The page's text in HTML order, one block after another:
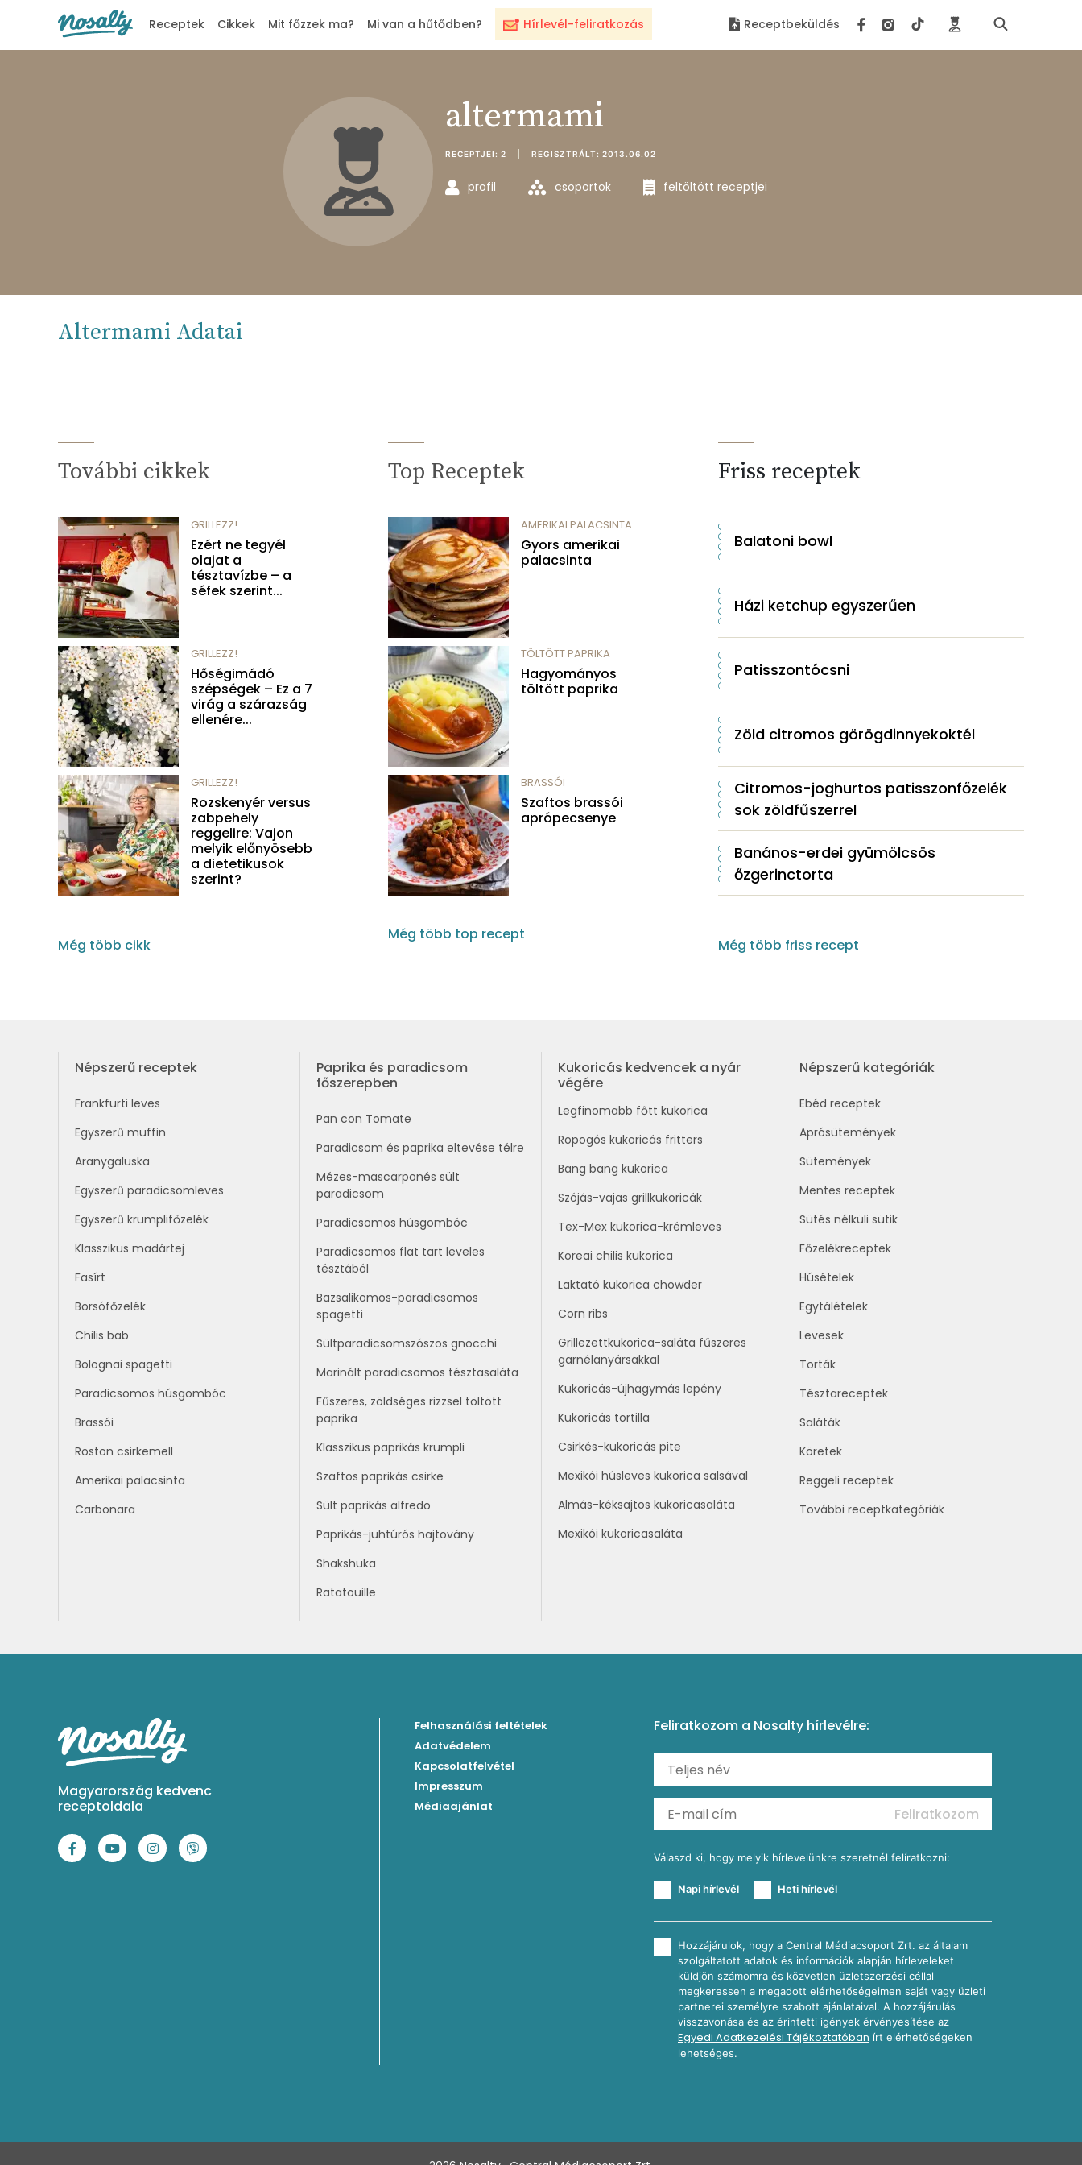
Nosalty
Hírlevél-feliratkozás
Receptek Cikkek Mit főzzek ma? Mi van a hűtődben? Receptbeküldés
altermami
RECEPTJEI: 2 REGISZTRÁLT: 2013.06.02
profil csoportok feltöltött receptjei
Altermami Adatai
További cikkek
GRILLEZZ!
Ezért ne tegyél
olajat a
tésztavízbe – a
séfek szerint...
GRILLEZZ!
Hőségimádó
szépségek – Ez a 7
virág a szárazság
ellenére...
GRILLEZZ!
Rozskenyér versus
zabpehely
reggelire: Vajon
melyik előnyösebb
a dietetikusok
szerint?
Még több cikk
Top Receptek
AMERIKAI PALACSINTA
Gyors amerikai
palacsinta
TÖLTÖTT PAPRIKA
Hagyományos
töltött paprika
BRASSÓI
Szaftos brassói
aprópecsenye
Még több top recept
Friss receptek
Balatoni bowl
Házi ketchup egyszerűen
Patisszontócsni
Zöld citromos görögdinnyekoktél
Citromos-joghurtos patisszonfőzelék
sok zöldfűszerrel
Banános-erdei gyümölcsös
őzgerinctorta
Még több friss recept
Népszerű receptek
Frankfurti leves
Egyszerű muffin
Aranygaluska
Egyszerű paradicsomleves
Egyszerű krumplifőzelék
Klasszikus madártej
Fasírt
Borsófőzelék
Chilis bab
Bolognai spagetti
Paradicsomos húsgombóc
Brassói
Roston csirkemell
Amerikai palacsinta
Carbonara
Paprika és paradicsom
főszerepben
Pan con Tomate
Paradicsom és paprika eltevése télre
Mézes-mascarponés sült
paradicsom
Paradicsomos húsgombóc
Paradicsomos flat tart leveles
tésztából
Bazsalikomos-paradicsomos
spagetti
Sültparadicsomszószos gnocchi
Marinált paradicsomos tésztasaláta
Fűszeres, zöldséges rizzsel töltött
paprika
Klasszikus paprikás krumpli
Szaftos paprikás csirke
Sült paprikás alfredo
Paprikás-juhtúrós hajtovány
Shakshuka
Ratatouille
Kukoricás kedvencek a nyár
végére
Legfinomabb főtt kukorica
Ropogós kukoricás fritters
Bang bang kukorica
Szójás-vajas grillkukoricák
Tex-Mex kukorica-krémleves
Koreai chilis kukorica
Laktató kukorica chowder
Corn ribs
Grillezettkukorica-saláta fűszeres
garnélanyársakkal
Kukoricás-újhagymás lepény
Kukoricás tortilla
Csirkés-kukoricás pite
Mexikói húsleves kukorica salsával
Almás-kéksajtos kukoricasaláta
Mexikói kukoricasaláta
Népszerű kategóriák
Ebéd receptek
Aprósütemények
Sütemények
Mentes receptek
Sütés nélküli sütik
Főzelékreceptek
Húsételek
Egytálételek
Levesek
Torták
Tésztareceptek
Saláták
Köretek
Reggeli receptek
További receptkategóriák
Magyarország kedvenc
receptoldala
Felhasználási feltételek
Adatvédelem
Kapcsolatfelvétel
Impresszum
Médiaajánlat
Feliratkozom a Nosalty hírlevélre:
Feliratkozom
Válaszd ki, hogy melyik hírlevelünkre szeretnél felíratkozni:
Napi hírlevél Heti hírlevél
Hozzájárulok, hogy a Central Médiacsoport Zrt. az általam
szolgáltatott adatok és információk alapján hírleveleket
küldjön számomra és közvetlen üzletszerzési céllal
megkeressen a megadott elérhetőségeimen saját vagy üzleti
partnerei személyre szabott ajánlataival. A hozzájárulás
visszavonása és az érintetti igények érvényesítése az
Egyedi Adatkezelési Tájékoztatóban írt elérhetőségeken
lehetséges.